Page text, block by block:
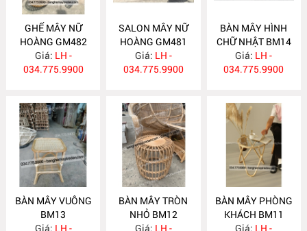
GHẾ MÂY NỮ
HOÀNG GM482
Giá: LH -
034.775.9900
SALON MÂY NỮ
HOÀNG GM481
Giá: LH -
034.775.9900
BÀN MÂY HÌNH
CHỮ NHẬT BM14
Giá: LH -
034.775.9900
BÀN MÂY VUÔNG
BM13
Giá: LH -
BÀN MÂY TRÒN
NHỎ BM12
Giá: LH -
BÀN MÂY PHÒNG
KHÁCH BM11
Giá: LH -